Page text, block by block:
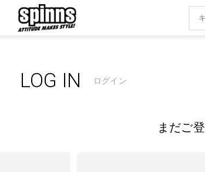
LOG IN ログイン
まだご